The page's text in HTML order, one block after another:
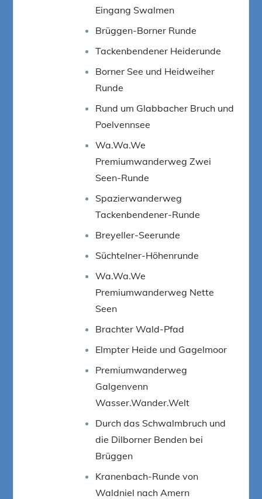
Eingang Swalmen
Brüggen-Borner Runde
Tackenbendener Heiderunde
Borner See und Heidweiher
Runde
Rund um Glabbacher Bruch und
Poelvennsee
Wa.Wa.We
Premiumwanderweg Zwei
Seen-Runde
Spazierwanderweg
Tackenbendener-Runde
Breyeller-Seerunde
Süchtelner-Höhenrunde
Wa.Wa.We
Premiumwanderweg Nette
Seen
Brachter Wald-Pfad
Elmpter Heide und Gagelmoor
Premiumwanderweg
Galgenvenn
Wasser.Wander.Welt
Durch das Schwalmbruch und
die Dilborner Benden bei
Brüggen
Kranenbach-Runde von
Waldniel nach Amern